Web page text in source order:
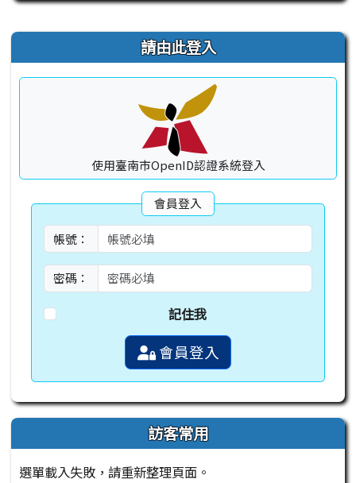
右邊區域內容 請由此登入
使用臺南市OpenID認證系統登入
會員登入
帳號：
密碼：
記住我
會員登入
訪客常用
選單載入失敗，請重新整理頁面。